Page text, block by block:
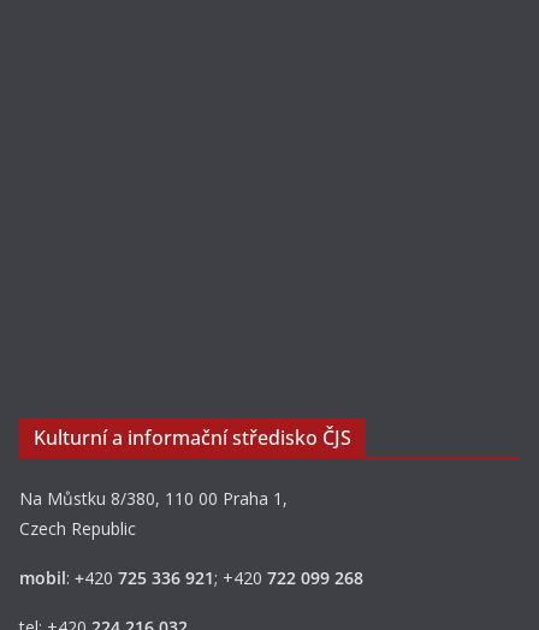
Kulturní a informační středisko ČJS
Na Můstku 8/380, 110 00 Praha 1,
Czech Republic
mobil: +420 725 336 921; +420 722 099 268